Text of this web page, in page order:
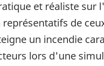
et réaliste
de
un incendie
lors d'une